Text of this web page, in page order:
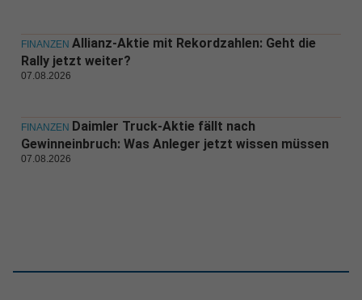
FINANZEN Allianz-Aktie mit Rekordzahlen: Geht die
Rally jetzt weiter?
07.08.2026
FINANZEN Daimler Truck-Aktie fällt nach
Gewinneinbruch: Was Anleger jetzt wissen müssen
07.08.2026